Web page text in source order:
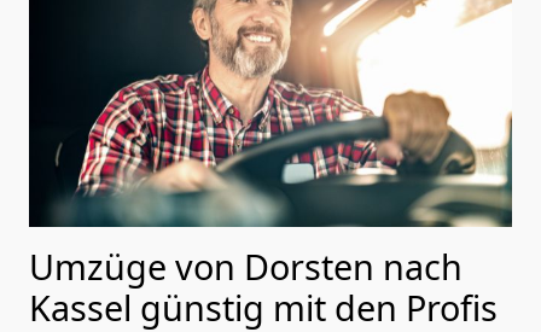
Umzüge von Dorsten nach
Kassel günstig mit den Profis